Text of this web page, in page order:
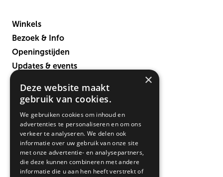
Winkels
Bezoek & Info
Openingstijden
Updates & events
Contact
×
Deze website maakt
gebruik van cookies.
We gebruiken cookies om inhoud en
advertenties te personaliseren en om ons
verkeer te analyseren. We delen ook
informatie over uw gebruik van onze site
met onze advertentie- en analysepartners,
die deze kunnen combineren met andere
informatie die u aan hen heeft verstrekt of